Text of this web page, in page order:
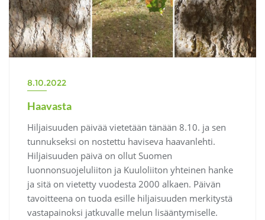
8.10.2022
Haavasta
Hiljaisuuden päivää vietetään tänään 8.10. ja sen
tunnukseksi on nostettu haviseva haavanlehti.
Hiljaisuuden päivä on ollut Suomen
luonnonsuojeluliiton ja Kuuloliiton yhteinen hanke
ja sitä on vietetty vuodesta 2000 alkaen. Päivän
tavoitteena on tuoda esille hiljaisuuden merkitystä
vastapainoksi jatkuvalle melun lisääntymiselle.